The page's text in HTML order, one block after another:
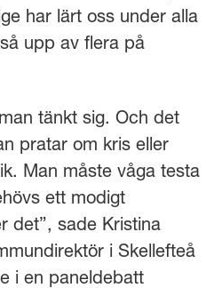
har lärt oss under alla
upp av flera på
tänkt sig. Och det
pratar om kris eller
Man måste våga testa
ett modigt
det”, sade Kristina
i Skellefteå
i en paneldebatt